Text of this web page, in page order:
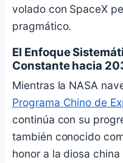
volado con SpaceX
pragmático.
El Enfoque
Constante hacia
Mientras la NASA
Programa Chino de
continúa con su
también conocido
honor a la diosa